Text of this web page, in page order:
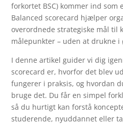
forkortet BSC) kommer ind
Balanced scorecard hjælper
overordnede strategiske mål til
målepunkter – uden at drukne i
I denne artikel guider vi dig
scorecard er, hvorfor det blev
fungerer i praksis, og hvordan
bruge det. Du får en simpel
så du hurtigt kan forstå
studerende, nyuddannet eller